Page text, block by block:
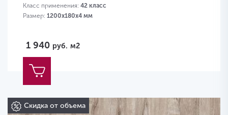
Класс применения: 42 класс
Размер: 1200х180х4 мм
1 940 руб. м2
Скидка от объема